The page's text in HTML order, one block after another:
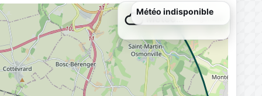
Météo…Chargement